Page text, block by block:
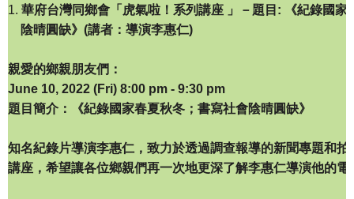
1. 華府台灣同鄉會「虎氣啦！系列講座 」－ 題目 :
《紀錄國
陰晴圓缺》(講者：導演李惠仁)
親愛的鄉親朋友們：
June 10, 2022 (Fri) 8:00 pm - 9:30 pm
題目簡介：《紀錄國家春夏秋冬；書寫社會陰晴圓缺》
知名紀錄片導演李惠仁，致力於透過調查報導的新聞專題和
講座，希望讓各位鄉親們再一次地更深了解李惠仁導演他的